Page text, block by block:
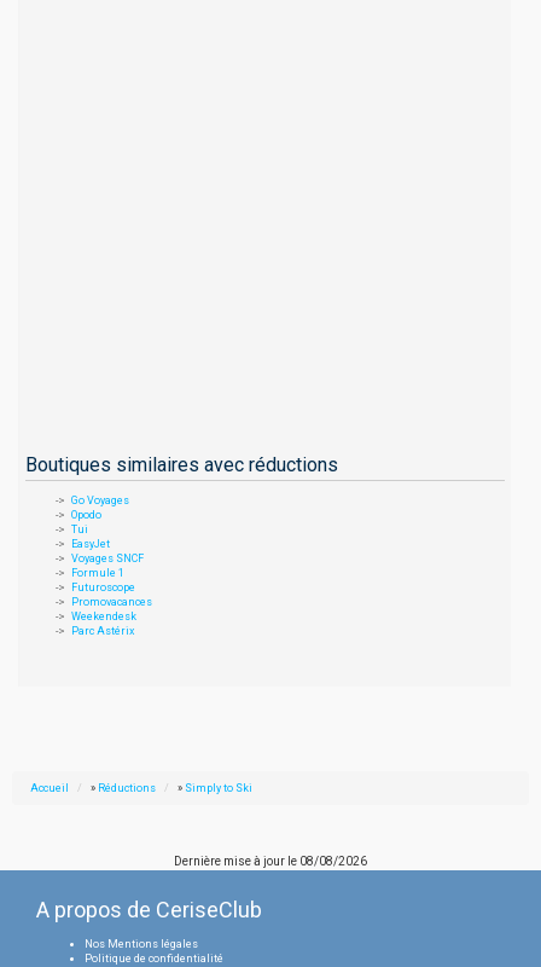
Boutiques similaires avec réductions
Go Voyages
Opodo
Tui
EasyJet
Voyages SNCF
Formule 1
Futuroscope
Promovacances
Weekendesk
Parc Astérix
Accueil » Réductions » Simply to Ski
Dernière mise à jour le 08/08/2026
A propos de CeriseClub
Nos Mentions légales
Politique de confidentialité